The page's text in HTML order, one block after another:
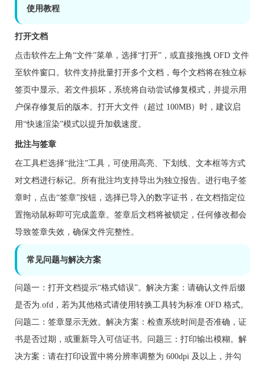
使用教程
打开文档
点击软件左上角“文件”菜单，选择“打开”，或直接拖拽 OFD 文件
至软件窗口。软件支持批量打开多个文档，每个文档将在独立标
签页中显示。若文件损坏，系统将自动尝试修复模式，并提示用
户保存修复后的版本。打开大文件（超过 100MB）时，建议启
用“快速渲染”模式以提升加载速度。
批注与签章
在工具栏选择“批注”工具，可使用高亮、下划线、文本框等方式
对文档进行标记。所有批注均支持导出为独立报告。进行电子签
章时，点击“签章”按钮，选择已导入的数字证书，在文档指定位
置拖动鼠标即可完成盖章。签章后文档将被锁定，任何修改都会
导致签章失效，确保文件完整性。
常见问题与解决方案
问题一：打开文档提示“格式错误”。解决方案：请确认文件后缀
是否为.ofd，若为其他格式请使用转换工具转为标准 OFD 格式。
问题二：签章显示无效。解决方案：检查系统时间是否准确，证
书是否过期，或重新导入可信证书。问题三：打印输出模糊。解
决方案：请在打印设置中将分辨率调整为 600dpi 及以上，并勾